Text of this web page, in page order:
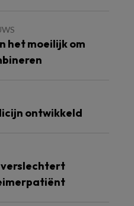
het moeilijk om
ontwikkeld